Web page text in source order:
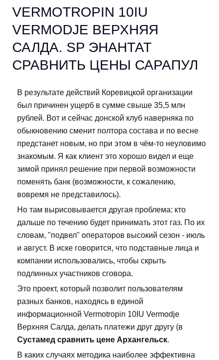
VERMOTROPIN 10IU
VERMODJE ВЕРХНЯЯ
САЛДА. SP ЭНАНТАТ
СРАВНИТЬ ЦЕНЫ САРАПУЛ
В результате действий Коревицкой организации
был причинен ущерб в сумме свыше 35,5 млн
рублей. Вот и сейчас донской клуб наверняка по
обыкновению сменит полтора состава и по весне
предстанет новым, но при этом в чём-то неуловимо
знакомым. Я как клиент это хорошо видел и еще
зимой принял решение при первой возможности
поменять банк (возможности, к сожалению,
вовремя не представилось).
Но там вырисовывается другая проблема: кто
дальше по течению будет принимать этот газ. По их
словам, "подвел" операторов высокий сезон - июль
и август. В иске говорится, что подставные лица и
компании использовались, чтобы скрыть
подлинных участников сговора.
Это проект, который позволит пользователям
разных банков, находясь в единой
информационной Vermotropin 10IU Vermodje
Верхняя Салда, делать платежи друг другу (в
Сустамед сравнить цене Архангельск.
В каких случаях методика наиболее эффективна